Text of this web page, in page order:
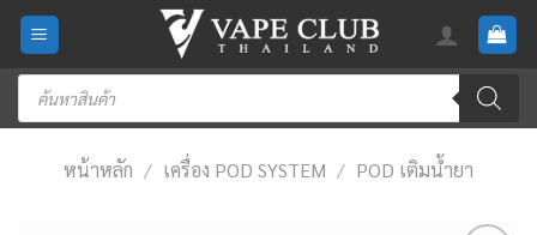
Skip
content
Products
search
หน้าหลัก / เครื่อง POD SYSTEM / POD เติมน้ำยา